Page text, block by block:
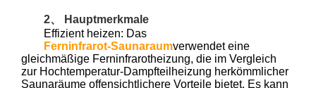
2、 Hauptmerkmale
Effizient heizen: Das
Ferninfrarot-Saunaraumverwendet eine
gleichmäßige Ferninfrarotheizung, die im Vergleich
zur Hochtemperatur-Dampfteilheizung herkömmlicher
Saunaräume offensichtlichere Vorteile bietet. Es kann